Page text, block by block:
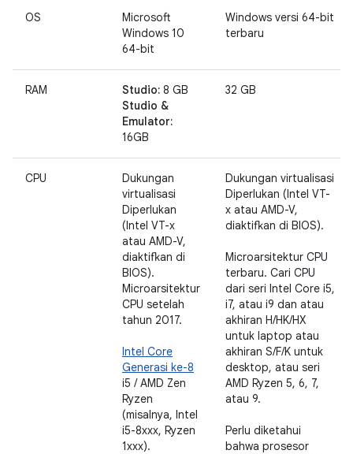
OS
Microsoft
Windows 10
64-bit
Windows versi 64-bit
terbaru
RAM Studio: 8 GB
Studio &
Emulator:
16GB
32 GB
CPU
Dukungan
virtualisasi
Diperlukan
(Intel VT-x
atau AMD-V,
diaktifkan di
BIOS).
Microarsitektur
CPU setelah
tahun 2017.
Intel Core
Generasi ke-8
i5 / AMD Zen
Ryzen
(misalnya, Intel
i5-8xxx, Ryzen
1xxx).
Dukungan virtualisasi
Diperlukan (Intel VT-
x atau AMD-V,
diaktifkan di BIOS).
Microarsitektur CPU
terbaru. Cari CPU
dari seri Intel Core i5,
i7, atau i9 dan atau
akhiran H/HK/HX
untuk laptop atau
akhiran S/F/K untuk
desktop, atau seri
AMD Ryzen 5, 6, 7,
atau 9.
Perlu diketahui
bahwa prosesor